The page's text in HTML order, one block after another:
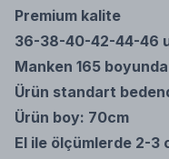
Premium kalite
36-38-40-42-44-46
Manken 165
Ürün standart
Ürün boy: 70cm
El ile ölçümlerde 2-3